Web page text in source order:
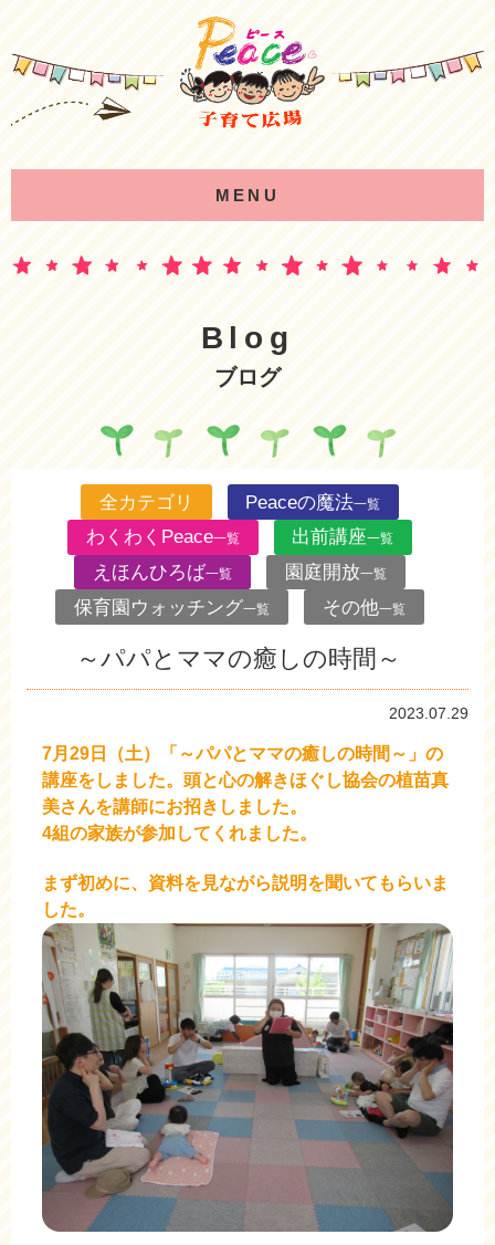
MENU
Blog
ブログ
全カテゴリ Peaceの魔法一覧
わくわくPeace一覧 出前講座一覧
えほんひろば一覧 園庭開放一覧
保育園ウォッチング一覧 その他一覧
～パパとママの癒しの時間～
2023.07.29
7月29日（土）「～パパとママの癒しの時間～」の
講座をしました。 頭と心の解きほぐし協会の植苗真
美さんを講師にお招きしました。
4組の家族が参加してくれました。
まず初めに、資料を見ながら説明を聞いてもらいま
した。